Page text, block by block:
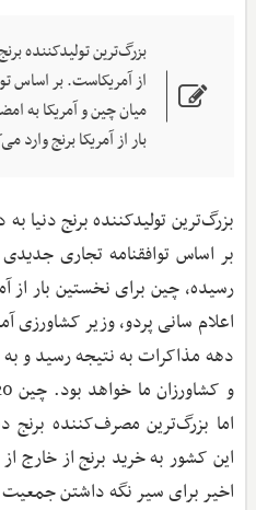
بزرگ‌ترین تولیدکننده
از آمریکاست. بر اساس
میان چین و آمریکا به
بار از آمریکا برنج وارد
بزرگ‌ترین تولیدکننده برنج دنیا
بر اساس توافقنامه تجاری
رسیده، چین برای نخستین بار از
اعلام سانی پردو، وزیر کشاورزی
دهه مذاکرات به نتیجه رسید و
اما بزرگ‌ترین مصرف‌کننده برنج
این کشور به خرید برنج از خارج
اخیر برای سیر نگه‌ داشتن جمعیت